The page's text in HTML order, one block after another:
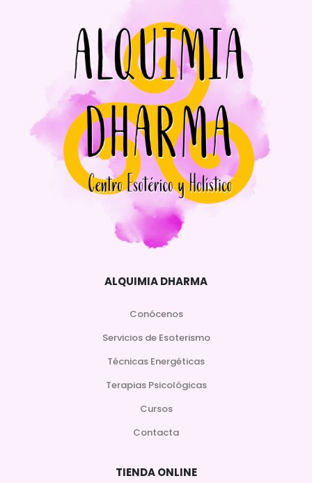
ALQUIMIA DHARMA
Conócenos
Servicios de Esoterismo
Técnicas Energéticas
Terapias Psicológicas
Cursos
Contacta
TIENDA ONLINE